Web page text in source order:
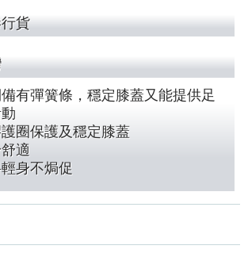
貨
有彈簧條，穩定膝蓋又能提供足
圈保護及穩定膝蓋
適
身不焗促